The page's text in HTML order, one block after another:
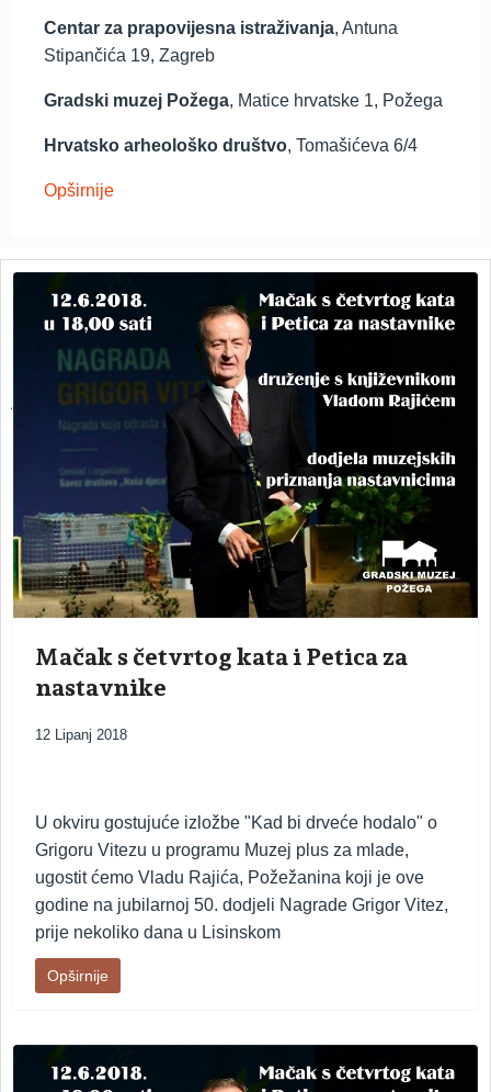
ARHEOLOŠKI ODJEL – odjel s kojim započinje povijest muzeja
Centar za prapovijesna istraživanja, Antuna
Stipančića 19, Zagreb
Gradski muzej Požega, Matice hrvatske 1, Požega
Hrvatsko arheološko društvo, Tomašićeva 6/4
Opširnije
Mačak s četvrtog kata i Petica za
nastavnike
12 Lipanj 2018
U okviru gostujuće izložbe "Kad bi drveće hodalo" o
Grigoru Vitezu u programu Muzej plus za mlade,
ugostit ćemo Vladu Rajića, Požežanina koji je ove
godine na jubilarnoj 50. dodjeli Nagrade Grigor Vitez,
prije nekoliko dana u Lisinskom
Opširnije